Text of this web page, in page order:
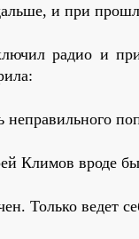
и при
радио и
Климов вроде
Только ведет